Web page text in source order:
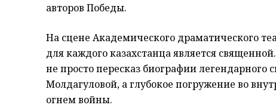
авторов Победы.
На сцене Академического драматического
для каждого казахстанца является
не просто пересказ биографии легендарного
Молдагуловой, а глубокое погружение во
огнем войны.